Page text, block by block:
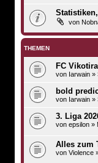
von
THEMEN
FC
von Iarwain»
bold
von Iarwain»
3. Liga
von epsilon»
Alles zum
von Violence